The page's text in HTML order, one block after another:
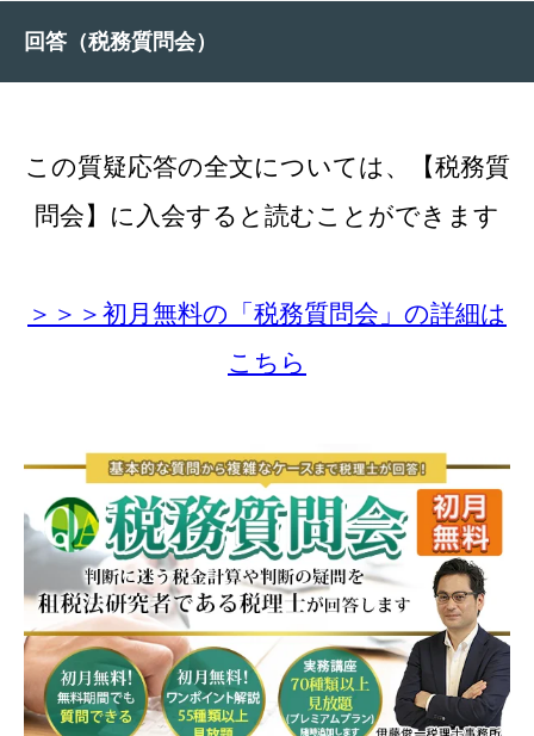
回答（税務質問会）
この質疑応答の全文については、【税務質
問会】に入会すると読むことができます
＞＞＞初月無料の「税務質問会」の詳細は
こちら